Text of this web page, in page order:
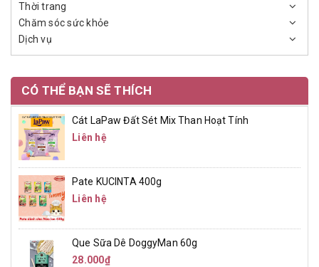
Thời trang
Chăm sóc sức khỏe
Dịch vụ
CÓ THỂ BẠN SẼ THÍCH
Cát LaPaw Đất Sét Mix Than Hoạt Tính
Liên hệ
Pate KUCINTA 400g
Liên hệ
Que Sữa Dê DoggyMan 60g
28.000₫